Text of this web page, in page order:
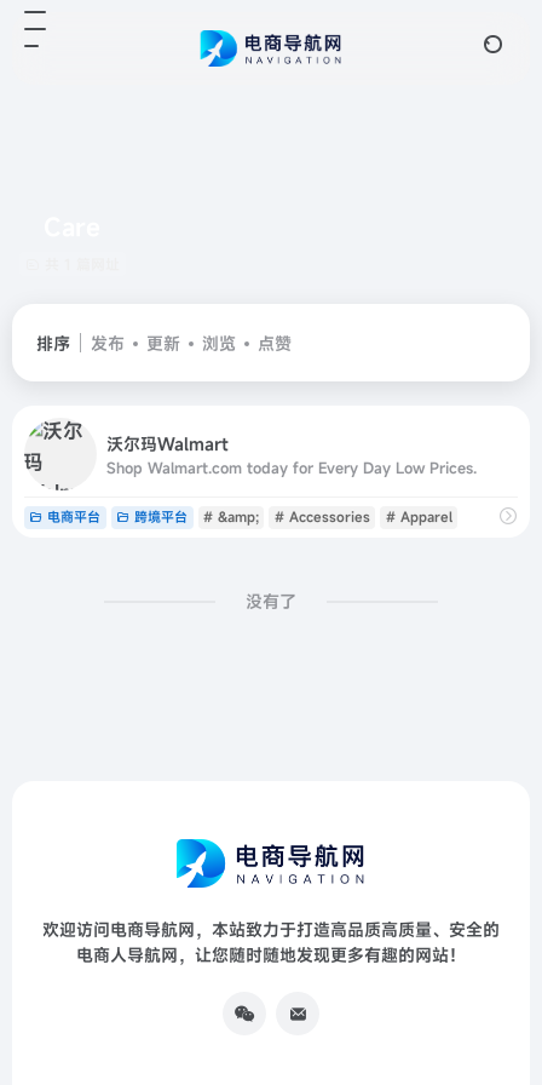
排序 发布 更新 浏览 点赞
沃尔玛Walmart
Shop Walmart.com today for Every Day Low Prices.
电商平台 跨境平台 # &amp; # Accessories # Apparel
没有了
欢迎访问电商导航网，本站致力于打造高品质高质量、安全的
电商人导航网，让您随时随地发现更多有趣的网站！